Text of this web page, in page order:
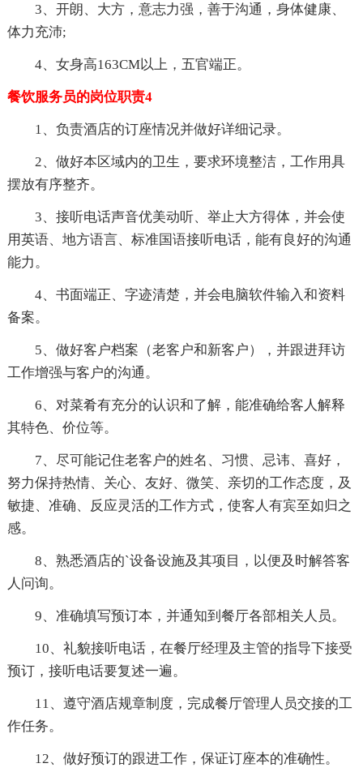
3、开朗、大方，意志力强，善于沟通，身体健康、
体力充沛;
4、女身高163CM以上，五官端正。
餐饮服务员的岗位职责4
1、负责酒店的订座情况并做好详细记录。
2、做好本区域内的卫生，要求环境整洁，工作用具
摆放有序整齐。
3、接听电话声音优美动听、举止大方得体，并会使
用英语、地方语言、标准国语接听电话，能有良好的沟通
能力。
4、书面端正、字迹清楚，并会电脑软件输入和资料
备案。
5、做好客户档案（老客户和新客户），并跟进拜访
工作增强与客户的沟通。
6、对菜肴有充分的认识和了解，能准确给客人解释
其特色、价位等。
7、尽可能记住老客户的姓名、习惯、忌讳、喜好，
努力保持热情、关心、友好、微笑、亲切的工作态度，及
敏捷、准确、反应灵活的工作方式，使客人有宾至如归之
感。
8、熟悉酒店的`设备设施及其项目，以便及时解答客
人问询。
9、准确填写预订本，并通知到餐厅各部相关人员。
10、礼貌接听电话，在餐厅经理及主管的指导下接受
预订，接听电话要复述一遍。
11、遵守酒店规章制度，完成餐厅管理人员交接的工
作任务。
12、做好预订的跟进工作，保证订座本的准确性。